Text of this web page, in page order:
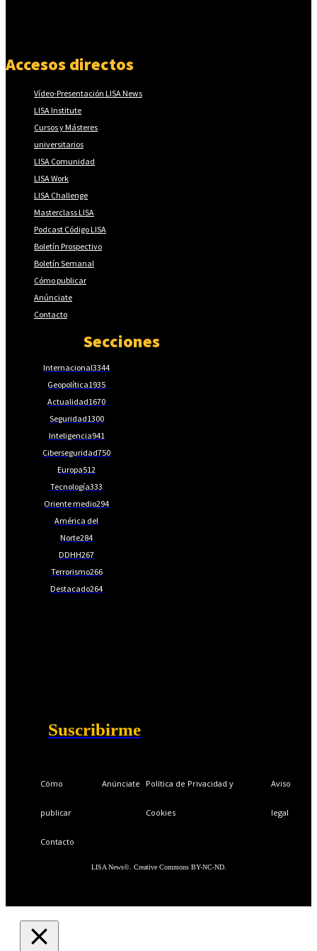
Accesos directos
Vídeo-Presentación LISA News
LISA Institute
Cursos y Másteres
universitarios
LISA Comunidad
LISA Work
LISA Challenge
Masterclass LISA
Podcast Código LISA
Boletín Prospectivo
Boletín Semanal
Cómo publicar
Anúnciate
Contacto
Secciones
Internacional3344
Geopolítica1935
Actualidad1670
Seguridad1300
Inteligencia941
Ciberseguridad750
Europa512
Tecnología333
Oriente medio294
América del
Norte284
DDHH267
Terrorismo266
Destacado264
Suscribirme
Cómo
publicar
Anúnciate Política de Privacidad y
Cookies
Aviso
legal
Contacto
LISA News©. Creative Commons BY-NC-ND.